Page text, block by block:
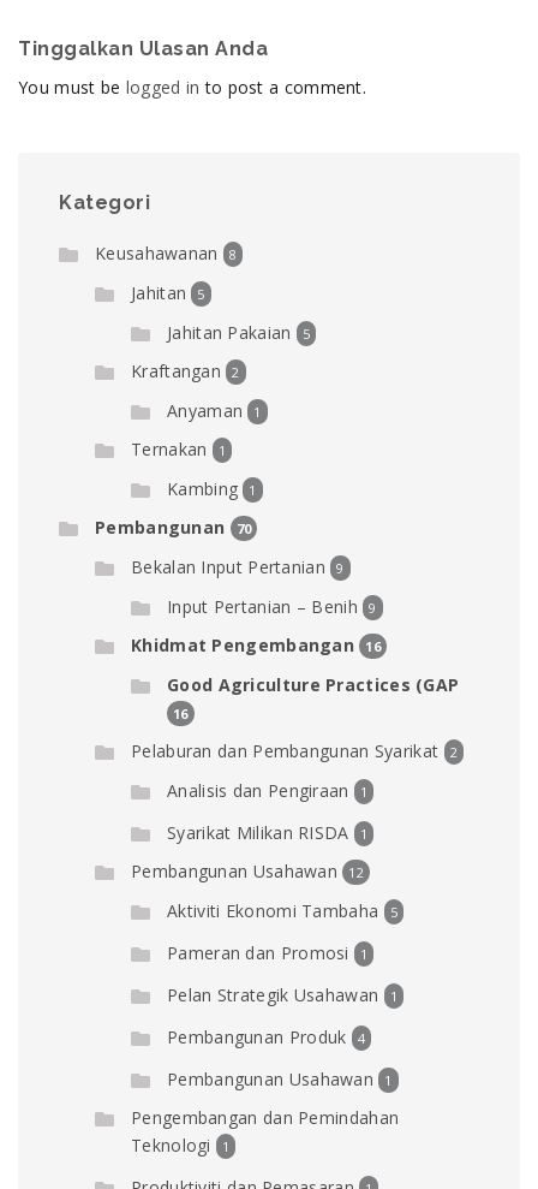
Tinggalkan Ulasan Anda
You must be logged in to post a comment.
Kategori
Keusahawanan 8
Jahitan 5
Jahitan Pakaian 5
Kraftangan 2
Anyaman 1
Ternakan 1
Kambing 1
Pembangunan 70
Bekalan Input Pertanian 9
Input Pertanian – Benih 9
Khidmat Pengembangan 16
Good Agriculture Practices (GAP
16
Pelaburan dan Pembangunan Syarikat 2
Analisis dan Pengiraan 1
Syarikat Milikan RISDA 1
Pembangunan Usahawan 12
Aktiviti Ekonomi Tambaha 5
Pameran dan Promosi 1
Pelan Strategik Usahawan 1
Pembangunan Produk 4
Pembangunan Usahawan 1
Pengembangan dan Pemindahan
Teknologi
1